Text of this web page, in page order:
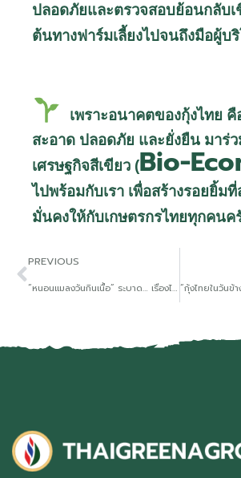
ปลอดภัยและตรวจสอบย้อนกลับเ
ต้นทางฟาร์มเลี้ยงไปจนถึงมือผู้บ
เพราะอนาคตของกุ้งไทย
สะอาด ปลอดภัย และยั่งยืน มาร่
เศรษฐกิจสีเขียว (Bio-
ไปพร้อมกับเรา เพื่อสร้างรอยยิ้ม
มั่นคงให้กับเกษตรกรไทยทุกคนค
PREVIOUS
“หนอนแมลงวันกินเนื้อ” ระบาด… เรื่องไกลตัวที่อาจใกล้กว่าที่คิด